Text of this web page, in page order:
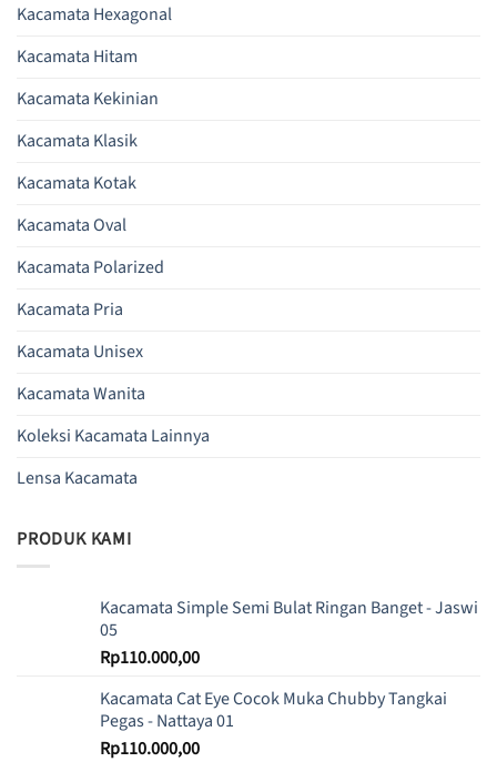
Kacamata Hexagonal
Kacamata Hitam
Kacamata Kekinian
Kacamata Klasik
Kacamata Kotak
Kacamata Oval
Kacamata Polarized
Kacamata Pria
Kacamata Unisex
Kacamata Wanita
Koleksi Kacamata Lainnya
Lensa Kacamata
PRODUK KAMI
Kacamata Simple Semi Bulat Ringan Banget - Jaswi
05
Rp110.000,00
Kacamata Cat Eye Cocok Muka Chubby Tangkai
Pegas - Nattaya 01
Rp110.000,00